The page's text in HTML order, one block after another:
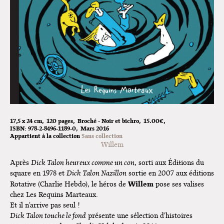
17,5 x 24 cm 120 pages Broché - Noir et bichro 15.00€
ISBN: 978-2-8496-1189-0 Mars 2016
Appartient à la collection Sans collection
Willem
Après Dick Talon heureux comme un con, sorti aux Éditions du
square en 1978 et Dick Talon Nazillon sortie en 2007 aux éditions
Rotative (Charlie Hebdo), le héros deWillem pose ses valises
chez Les Requins Marteaux.
Et il n'arrive pas seul !
Dick Talon touche le fond présente une sélection d'histoires
Exposition "Fungirl : Funeral
Home" à Colomiers
Tournée "Vulva Viking" : Elizabeth
Pich à Paris et Vincennes !
Dédicace de Gwénola Carrère à
Bruxelles